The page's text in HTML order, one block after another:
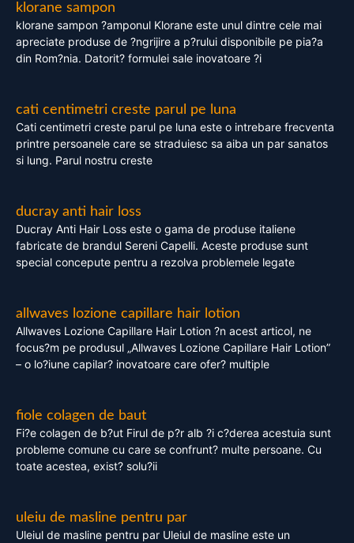
klorane sampon
klorane sampon ?amponul Klorane este unul dintre cele mai
apreciate produse de ?ngrijire a p?rului disponibile pe pia?a
din Rom?nia. Datorit? formulei sale inovatoare ?i
cati centimetri creste parul pe luna
Cati centimetri creste parul pe luna este o intrebare frecventa
printre persoanele care se straduiesc sa aiba un par sanatos
si lung. Parul nostru creste
ducray anti hair loss
Ducray Anti Hair Loss este o gama de produse italiene
fabricate de brandul Sereni Capelli. Aceste produse sunt
special concepute pentru a rezolva problemele legate
allwaves lozione capillare hair lotion
Allwaves Lozione Capillare Hair Lotion ?n acest articol, ne
focus?m pe produsul „Allwaves Lozione Capillare Hair Lotion”
– o lo?iune capilar? inovatoare care ofer? multiple
fiole colagen de baut
Fi?e colagen de b?ut Firul de p?r alb ?i c?derea acestuia sunt
probleme comune cu care se confrunt? multe persoane. Cu
toate acestea, exist? solu?ii
uleiu de masline pentru par
Uleiul de masline pentru par Uleiul de masline este un